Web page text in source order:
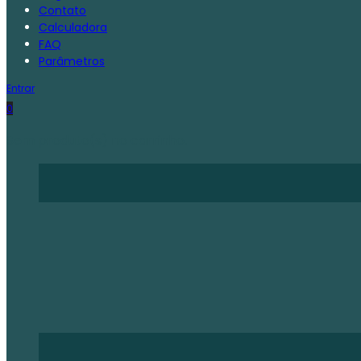
Contato
Calculadora
FAQ
Parâmetros
Entrar
0